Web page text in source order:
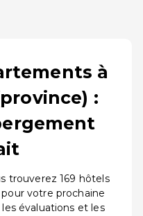
à
:
trouverez 169 hôtels
votre prochaine
évaluations et les